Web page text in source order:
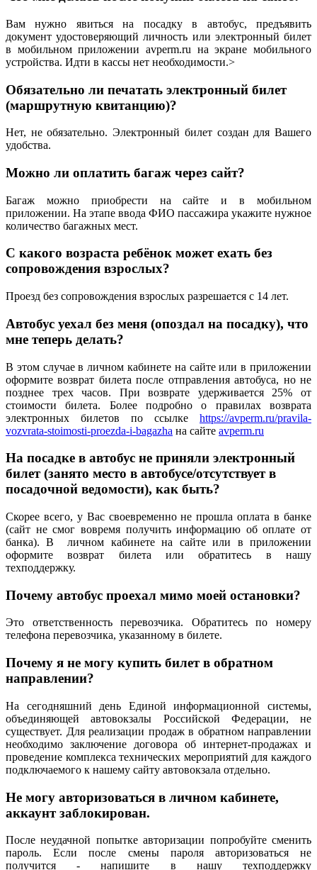
Вам нужно явиться на посадку в автобус, предъявить
документ удостоверяющий личность или электронный билет
в мобильном приложении avperm.ru на экране мобильного
устройства. Идти в кассы нет необходимости.>
Обязательно ли печатать электронный билет
(маршрутную квитанцию)?
Нет, не обязательно. Электронный билет создан для Вашего
удобства.
Можно ли оплатить багаж через сайт?
Багаж можно приобрести на сайте и в мобильном
приложении. На этапе ввода ФИО пассажира укажите нужное
количество багажных мест.
С какого возраста ребёнок может ехать без
сопровождения взрослых?
Проезд без сопровождения взрослых разрешается с 14 лет.
Автобус уехал без меня (опоздал на посадку), что
мне теперь делать?
В этом случае в личном кабинете на сайте или в приложении
оформите возврат билета после отправления автобуса, но не
позднее трех часов. При возврате удерживается 25% от
стоимости билета. Более подробно о правилах возврата
электронных билетов по ссылке https://avperm.ru/pravila-
vozvrata-stoimosti-proezda-i-bagazha на сайте avperm.ru
На посадке в автобус не приняли электронный
билет (занято место в автобусе/отсутствует в
посадочной ведомости), как быть?
Скорее всего, у Вас своевременно не прошла оплата в банке
(сайт не смог вовремя получить информацию об оплате от
банка). В личном кабинете на сайте или в приложении
оформите возврат билета или обратитесь в нашу
техподдержку.
Почему автобус проехал мимо моей остановки?
Это ответственность перевозчика. Обратитесь по номеру
телефона перевозчика, указанному в билете.
Почему я не могу купить билет в обратном
направлении?
На сегодняшний день Единой информационной системы,
объединяющей автовокзалы Российской Федерации, не
существует. Для реализации продаж в обратном направлении
необходимо заключение договора об интернет-продажах и
проведение комплекса технических мероприятий для каждого
подключаемого к нашему сайту автовокзала отдельно.
Не могу авторизоваться в личном кабинете,
аккаунт заблокирован.
После неудачной попытке авторизации попробуйте сменить
пароль. Если после смены пароля авторизоваться не
получится - напишите в нашу техподдержку